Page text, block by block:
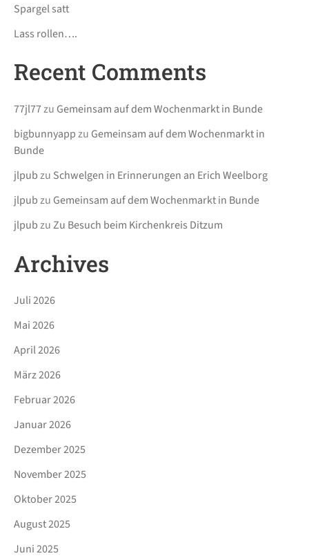
Spargel satt
Lass rollen….
Recent Comments
77jl77zu Gemeinsam auf dem Wochenmarkt in Bunde
bigbunnyappzu Gemeinsam auf dem Wochenmarkt in
Bunde
jlpubzu Schwelgen in Erinnerungen an Erich Weelborg
jlpubzu Gemeinsam auf dem Wochenmarkt in Bunde
jlpubzuZu Besuch beim Kirchenkreis Ditzum
Archives
Juli 2026
Mai 2026
April 2026
März 2026
Februar 2026
Januar 2026
Dezember 2025
November 2025
Oktober 2025
August 2025
Juni 2025